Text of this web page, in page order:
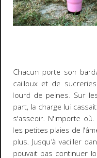
Chacun porte son
cailloux et de
lourd de peines. Sur
part, la charge lui
s'asseoir. N'importe
les petites plaies de
plus. Jusqu'à vaciller
pouvait pas continuer